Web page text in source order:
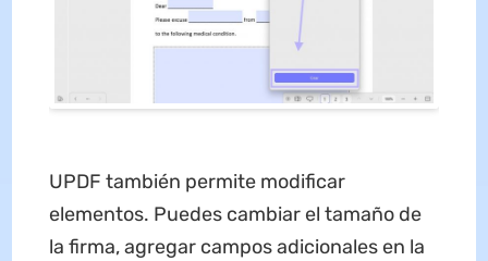
UPDF también permite modificar
elementos. Puedes cambiar el tamaño de
la firma, agregar campos adicionales en la